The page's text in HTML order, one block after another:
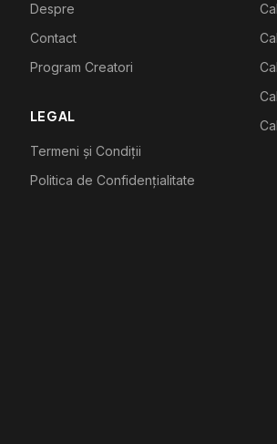
Despre
Contact
Program Creatori
LEGAL
Termeni și Condiții
Politica de Confidențialitate